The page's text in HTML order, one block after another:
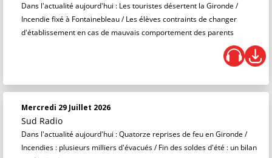
Dans l'actualité aujourd'hui : Les touristes désertent la Gironde /
Incendie fixé à Fontainebleau / Les élèves contraints de changer
d'établissement en cas de mauvais comportement des parents
Mercredi 29 Juillet 2026
Sud Radio
Dans l'actualité aujourd'hui : Quatorze reprises de feu en Gironde /
Incendies : plusieurs milliers d'évacués / Fin des soldes d'été : un bilan